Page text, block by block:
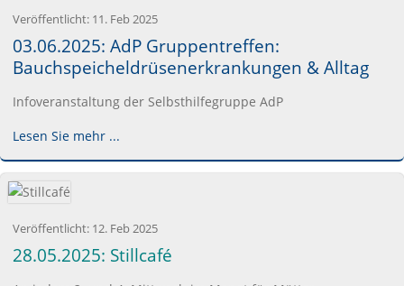
Veröffentlicht: 11. Feb 2025
03.06.2025: AdP Gruppentreffen:
Bauchspeicheldrüsenerkrankungen & Alltag
Infoveranstaltung der Selbsthilfegruppe AdP
Lesen Sie mehr ...
Veröffentlicht: 12. Feb 2025
28.05.2025: Stillcafé